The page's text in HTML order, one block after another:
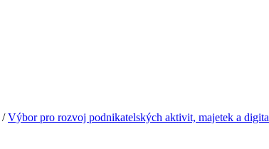
/Výbor pro rozvoj podnikatelských aktivit, majetek a